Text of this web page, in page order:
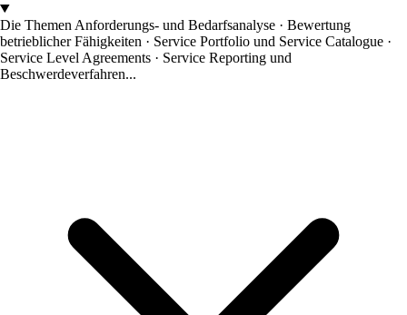
Die Themen Anforderungs- und Bedarfsanalyse · Bewertung
betrieblicher Fähigkeiten · Service Portfolio und Service Catalogue ·
Service Level Agreements · Service Reporting und
Beschwerdeverfahren...